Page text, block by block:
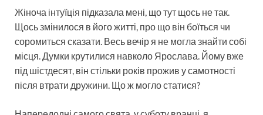
Жіноча інтуїція підказала мені, що тут щось не так.
Щось змінилося в його житті, про що він боїться чи
соромиться сказати. Весь вечір я не могла знайти собі
місця. Думки крутилися навколо Ярослава. Йому вже
під шістдесят, він стільки років прожив у самотності
після втрати дружини. Що ж могло статися?